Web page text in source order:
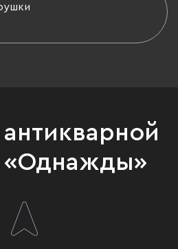
антикварной
«Однажды»